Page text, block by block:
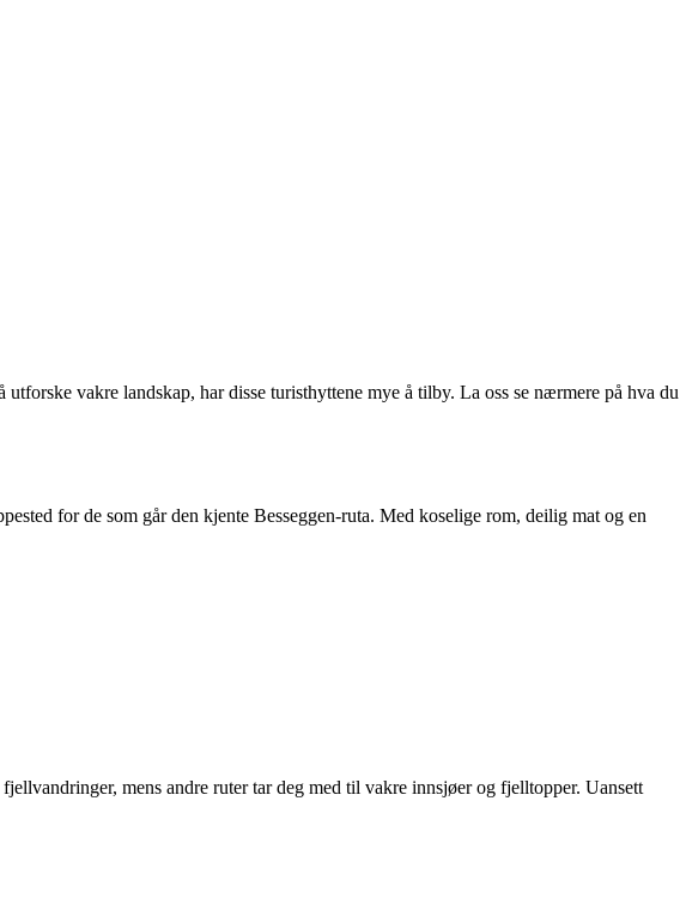
vakre landskap, har disse turisthyttene mye å tilby. La oss se nærmere på hva du
for de som går den kjente Besseggen-ruta. Med koselige rom, deilig mat og en
mens andre ruter tar deg med til vakre innsjøer og fjelltopper. Uansett